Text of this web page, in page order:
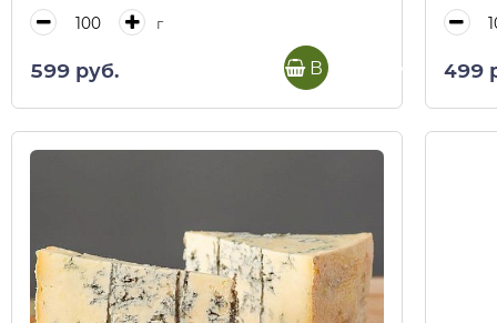
г
599 руб. В корзину 499